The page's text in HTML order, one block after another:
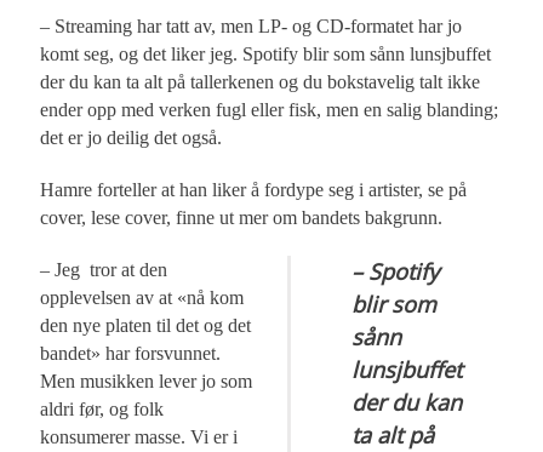
– Streaming har tatt av, men LP- og CD-formatet har jo
komt seg, og det liker jeg. Spotify blir som sånn lunsjbuffet
der du kan ta alt på tallerkenen og du bokstavelig talt ikke
ender opp med verken fugl eller fisk, men en salig blanding;
det er jo deilig det også.
Hamre forteller at han liker å fordype seg i artister, se på
cover, lese cover, finne ut mer om bandets bakgrunn.
– Spotify
blir som
sånn
lunsjbuffet
der du kan
ta alt på
– Jeg tror at den
opplevelsen av at «nå kom
den nye platen til det og det
bandet» har forsvunnet.
Men musikken lever jo som
aldri før, og folk
konsumerer masse. Vi er i